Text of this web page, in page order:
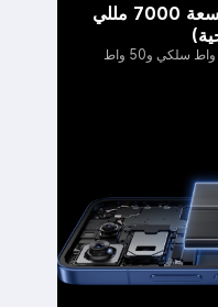
بطارية سيليكون-كربون بسعة 7000 مللي
شحن HyperCharge بقوة 100 واط سلكي و50 واط